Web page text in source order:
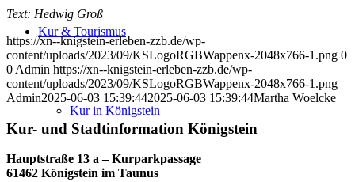
Kur & Tourismus
Kur in Königstein
Text: Hedwig Groß
https://xn--knigstein-erleben-zzb.de/wp-
content/uploads/2023/09/KSLogoRGBWappenx-2048x766-1.png 0
0 Admin https://xn--knigstein-erleben-zzb.de/wp-
content/uploads/2023/09/KSLogoRGBWappenx-2048x766-1.png
Admin2025-06-03 15:39:442025-06-03 15:39:44Martha Woelcke
Kur- und Stadtinformation Königstein
Hauptstraße 13 a – Kurparkpassage
61462 Königstein im Taunus